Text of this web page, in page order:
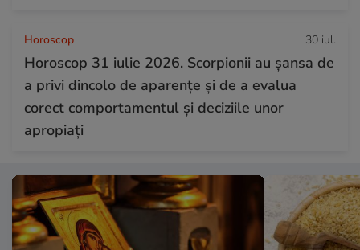
Horoscop 30 iul.
Horoscop 31 iulie 2026. Scorpionii au șansa de
a privi dincolo de aparențe și de a evalua
corect comportamentul și deciziile unor
apropiați